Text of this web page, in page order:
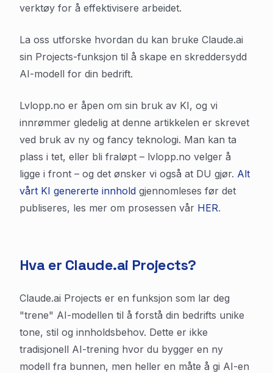
verktøy for å effektivisere arbeidet.
La oss utforske hvordan du kan bruke Claude.ai
sin Projects-funksjon til å skape en skreddersydd
AI-modell for din bedrift.
Lvlopp.no er åpen om sin bruk av KI, og vi
innrømmer gledelig at denne artikkelen er skrevet
ved bruk av ny og fancy teknologi. Man kan ta
plass i tet, eller bli fraløpt – lvlopp.no velger å
ligge i front – og det ønsker vi også at DU gjør. Alt
vårt KI genererte innhold gjennomleses før det
publiseres, les mer om prosessen vår HER.
Hva er Claude.ai Projects?
Claude.ai Projects er en funksjon som lar deg
"trene" AI-modellen til å forstå din bedrifts unike
tone, stil og innholdsbehov. Dette er ikke
tradisjonell AI-trening hvor du bygger en ny
modell fra bunnen, men heller en måte å gi AI-en